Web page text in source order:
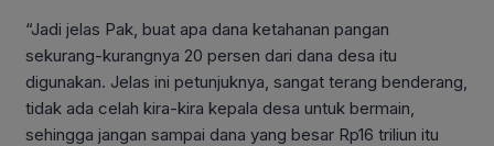
“Jadi jelas Pak, buat apa dana ketahanan pangan
sekurang-kurangnya 20 persen dari dana desa itu
digunakan. Jelas ini petunjuknya, sangat terang benderang,
tidak ada celah kira-kira kepala desa untuk bermain,
sehingga jangan sampai dana yang besar Rp16 triliun itu